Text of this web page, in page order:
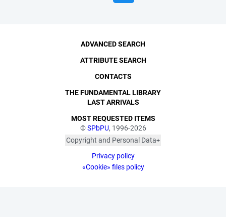
©SPbPU, 1996-2026
Copyright and Personal Data
published with the
consent of the individuals
Privacy policy
«Cookie» files policy
ADVANCED SEARCH
ATTRIBUTE SEARCH
CONTACTS
THE FUNDAMENTAL LIBRARY
LAST ARRIVALS
MOST REQUESTED ITEMS